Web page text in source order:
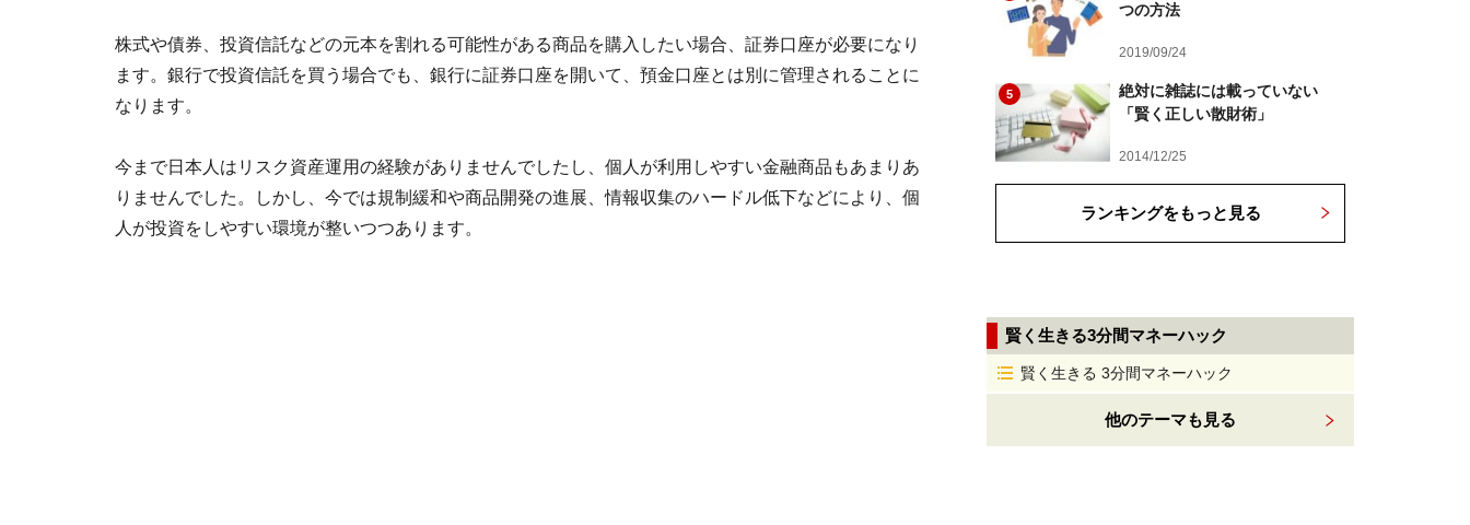
株式や債券、投資信託などの元本を割れる可能性がある商品を購入したい場合、証券口座が必要になり
ます。銀行で投資信託を買う場合でも、銀行に証券口座を開いて、預金口座とは別に管理されることに
なります。
今まで日本人はリスク資産運用の経験がありませんでしたし、個人が利用しやすい金融商品もあまりあ
りませんでした。しかし、今では規制緩和や商品開発の進展、情報収集のハードル低下などにより、個
人が投資をしやすい環境が整いつつあります。
つの方法
2019/09/24
5
絶対に雑誌には載っていない
「賢く正しい散財術」
2014/12/25
ランキングをもっと見る
賢く生きる3分間マネーハック
賢く生きる 3分間マネーハック
他のテーマも見る